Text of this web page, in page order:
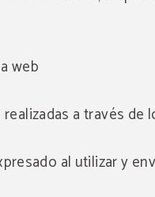
web
a través de
al utilizar y